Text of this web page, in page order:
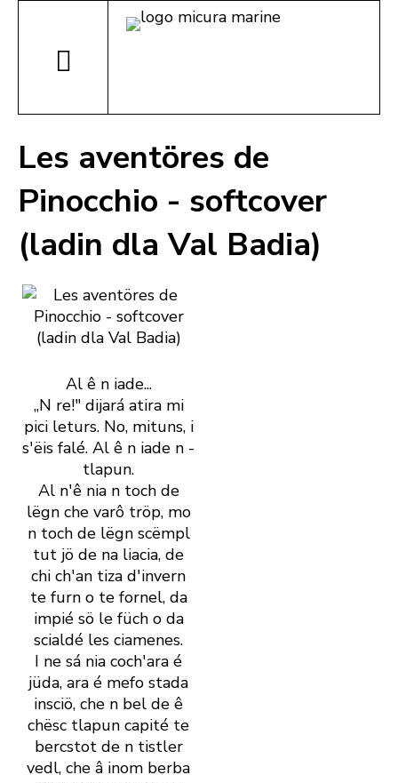
Les aventöres de
Pinocchio - softcover
(ladin dla Val Badia)
Al ê n iade...
„N re!" dijará atira mi
pici leturs. No, mituns, i
s' ëis falé. Al ê n iade n ­
tlapun.
Al n' ê nia n toch de
lëgn che varô tröp, mo
n toch de lëgn scëmpl
tut jö de na liacia, de
chi ch' an tiza d' invern
te furn o te fornel, da
impié sö le füch o da
scialdé les ciamenes.
I ne sá nia coch' ara é
jüda, ara é mefo stada
insciö, che n bel de ê
chësc tlapun capité te
bercstot de n tistler
vedl, che â inom berba